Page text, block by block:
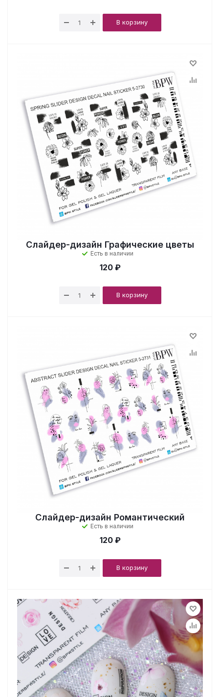
В корзину
Слайдер-дизайн Графические цветы
Есть в наличии
120 ₽
В корзину
Слайдер-дизайн Романтический
Есть в наличии
120 ₽
В корзину